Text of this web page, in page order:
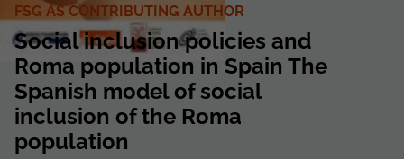
FSG AS CONTRIBUTING AUTHOR
Social inclusion policies and
Roma population in Spain The
Spanish model of social
inclusion of the Roma
population